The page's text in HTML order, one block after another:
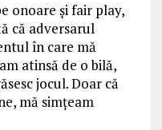
onoare şi fair play,
că adversarul
în care mă
atinsă de o bilă,
jocul. Doar că
mă simţeam